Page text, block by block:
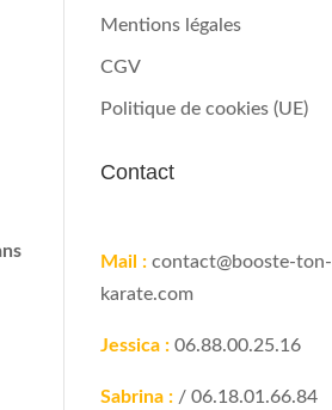
Mentions légales
CGV
Politique de cookies (UE)
Contact
Mail :contact@booste-ton-
karate.com
Jessica : 06.88.00.25.16
Sabrina : / 06.18.01.66.84